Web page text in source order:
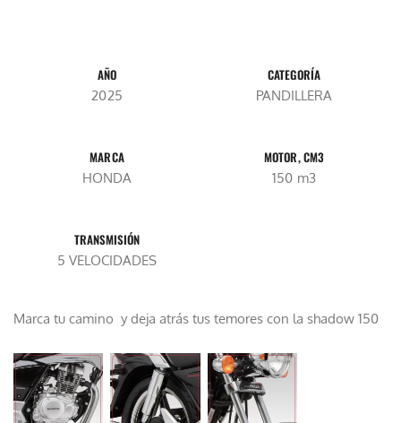
AÑO
2025
CATEGORÍA
PANDILLERA
MARCA
HONDA
MOTOR, CM3
150 m3
TRANSMISIÓN
5 VELOCIDADES
Marca tu camino y deja atrás tus temores con la shadow 150